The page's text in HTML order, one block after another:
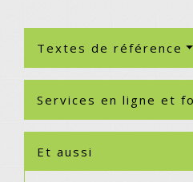
Textes de référence
Services en ligne et
Et aussi